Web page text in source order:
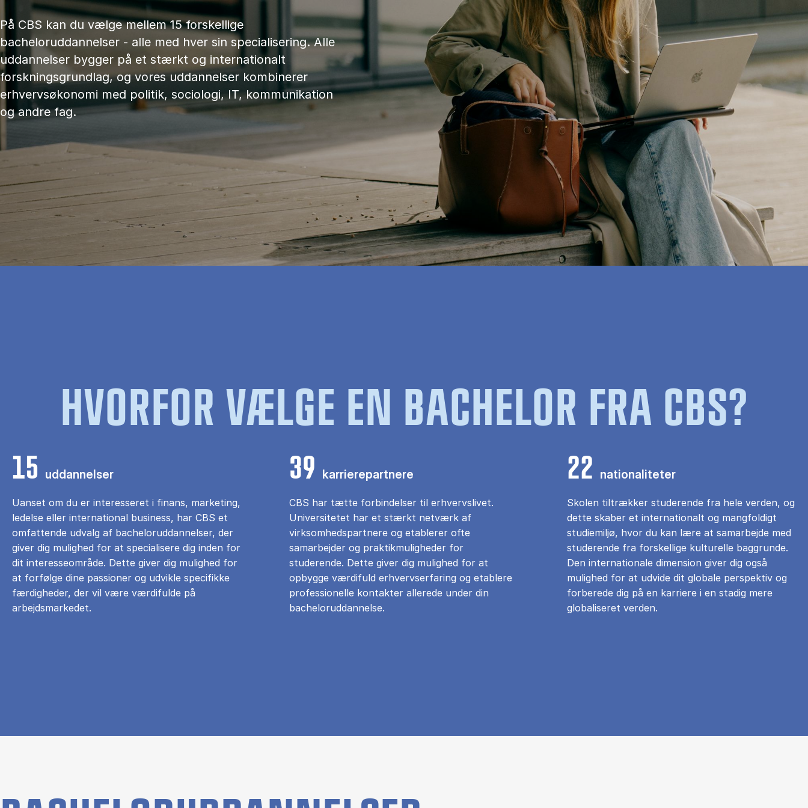
På CBS kan du vælge mellem 15 forskellige
bacheloruddannelser - alle med hver sin specialisering. Alle
uddannelser bygger på et stærkt og internationalt
forskningsgrundlag, og vores uddannelser kombinerer
erhvervsøkonomi med politik, sociologi, IT, kommunikation
og andre fag.
HVORFOR VÆLGE EN BACHELOR FRA CBS?
15 uddannelser
Uanset om du er interesseret i finans, marketing,
ledelse eller international business, har CBS et
omfattende udvalg af bacheloruddannelser, der
giver dig mulighed for at specialisere dig inden for
dit interesseområde. Dette giver dig mulighed for
at forfølge dine passioner og udvikle specifikke
færdigheder, der vil være værdifulde på
arbejdsmarkedet.
39 karrierepartnere
CBS har tætte forbindelser til erhvervslivet.
Universitetet har et stærkt netværk af
virksomhedspartnere og etablerer ofte
samarbejder og praktikmuligheder for
studerende. Dette giver dig mulighed for at
opbygge værdifuld erhvervserfaring og etablere
professionelle kontakter allerede under din
bacheloruddannelse.
22 nationaliteter
Skolen tiltrækker studerende fra hele verden, og
dette skaber et internationalt og mangfoldigt
studiemiljø, hvor du kan lære at samarbejde med
studerende fra forskellige kulturelle baggrunde.
Den internationale dimension giver dig også
mulighed for at udvide dit globale perspektiv og
forberede dig på en karriere i en stadig mere
globaliseret verden.